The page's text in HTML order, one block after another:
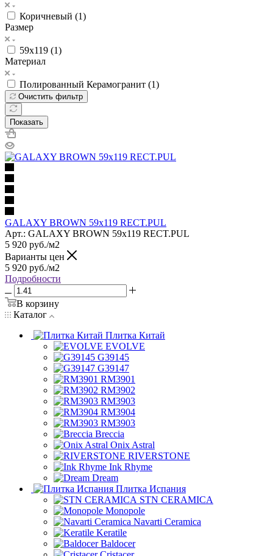
Коричневый (1)
Размер
59x119 (1)
Материал
Полированный Керамогранит (1)
Очистить фильтр
Показать
GALAXY BROWN 59x119 RECT.PUL
Арт.: GALAXY BROWN 59x119 RECT.PUL
5 920 руб./м2
Варианты цен
5 920 руб./м2
Подробности
В корзину
Каталог
Плитка Китай
EVOLVE
G39145
G39147
RM3901
RM3902
RM3903
RM3904
RM3903
Breccia
Onix Astral
RIVERSTONE
Ink Rhyme
Dream
Плитка Испания
STN CERAMICA
Monopole
Navarti Ceramica
Keratile
Baldocer